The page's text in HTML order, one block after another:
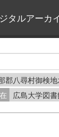
タルアーカ
郡八尋村御検
広島大学図